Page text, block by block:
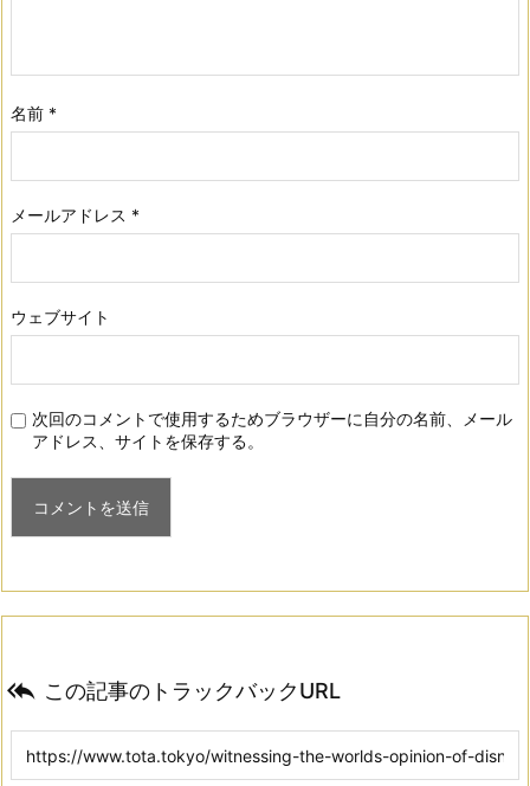
名前 *
メールアドレス *
ウェブサイト
次回のコメントで使用するためブラウザーに自分の名前、メール
アドレス、サイトを保存する。
 この記事のトラックバックURL